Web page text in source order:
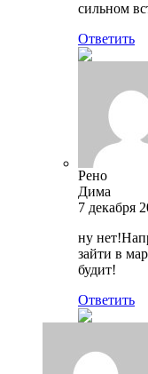
сильном
Ответить
Рено
Дима
7 декабря
ну
зайти в
будит!
Ответить